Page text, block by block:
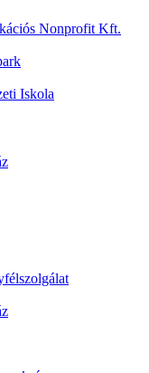
Nonprofit Kft.
Iskola